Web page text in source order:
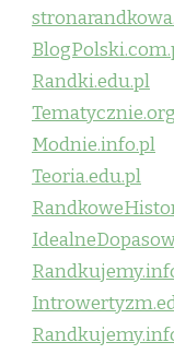
Randki.edu.pl
Modnie.info.pl
Teoria.edu.pl